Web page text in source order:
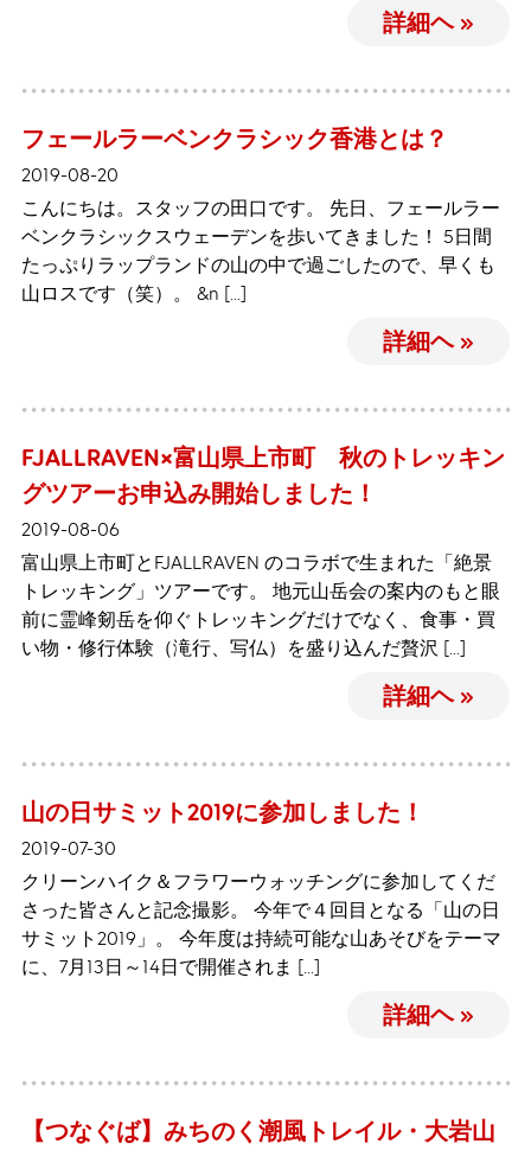
詳細ヘ »
フェールラーベンクラシック香港とは？
2019-08-20
こんにちは。スタッフの田口です。 先日、フェールラー
ベンクラシックスウェーデンを歩いてきました！ 5日間
たっぷりラップランドの山の中で過ごしたので、早くも
山ロスです（笑）。 &n […]
詳細ヘ »
FJALLRAVEN×富山県上市町 秋のトレッキン
グツアーお申込み開始しました！
2019-08-06
富山県上市町とFJALLRAVEN のコラボで生まれた「絶景
トレッキング」ツアーです。 地元山岳会の案内のもと眼
前に霊峰剱岳を仰ぐトレッキングだけでなく、食事・買
い物・修行体験（滝行、写仏）を盛り込んだ贅沢 […]
詳細ヘ »
山の日サミット2019に参加しました！
2019-07-30
クリーンハイク＆フラワーウォッチングに参加してくだ
さった皆さんと記念撮影。 今年で４回目となる「山の日
サミット2019」。 今年度は持続可能な山あそびをテーマ
に、7月13日～14日で開催されま […]
詳細ヘ »
【つなぐば】みちのく潮風トレイル・大岩山